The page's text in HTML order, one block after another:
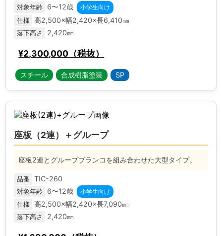
対象年齢 6〜12歳
小学生向け
仕様
高2,500×幅2,420×長6,410㎜
落下高さ 2,420㎜
¥2,300,000（税抜）
スチール 合成樹脂塗装 SP
座板（2連）＋グループ
座板2連とグループブランコを組み合わせた大型タイプ。
品番 TIC-260
対象年齢 6〜12歳
小学生向け
仕様
高2,500×幅2,420×長7,090㎜
落下高さ 2,420㎜